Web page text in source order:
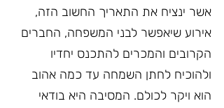
אשר ינציח את התאריך החשוב הזה,
אירוע שיאפשר לבני המשפחה, החברים
הקרובים והמכרים להתכנס יחדיו
ולהוכיח לחתן השמחה עד כמה אהוב
הוא ויקר לכולם. המסיבה היא בודאי